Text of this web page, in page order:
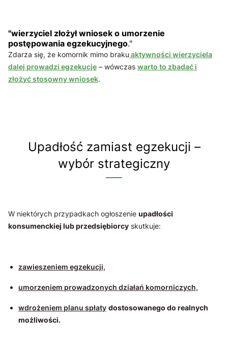
"wierzyciel złożył wniosek o umorzenie
postępowania egzekucyjnego."
Zdarza się, że komornik mimo braku aktywności wierzyciela
dalej prowadzi egzekucję – wówczas warto to zbadać i
złożyć stosowny wniosek.
Upadłość zamiast egzekucji –
wybór strategiczny
W niektórych przypadkach ogłoszenie upadłości
konsumenckiej lub przedsiębiorcy skutkuje:
zawieszeniem egzekucji,
umorzeniem prowadzonych działań komorniczych,
wdrożeniem planu spłaty dostosowanego do realnych
możliwości.